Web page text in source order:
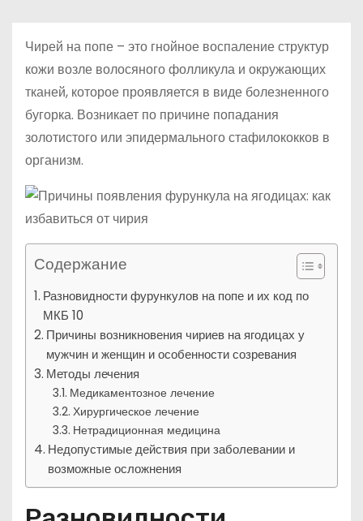
Чирей на попе – это гнойное воспаление структур
кожи возле волосяного фолликула и окружающих
тканей, которое проявляется в виде болезненного
бугорка. Возникает по причине попадания
золотистого или эпидермального стафилококков в
организм.
Содержание
Разновидности фурункулов на попе и их код по
МКБ 10
Причины возникновения чириев на ягодицах у
мужчин и женщин и особенности созревания
Методы лечения
Медикаментозное лечение
Хирургическое лечение
Нетрадиционная медицина
Недопустимые действия при заболевании и
возможные осложнения